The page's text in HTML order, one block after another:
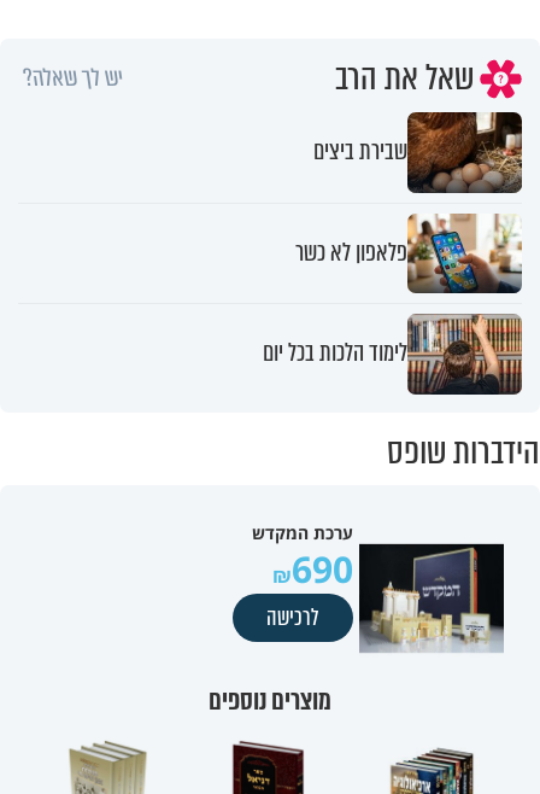
שאל את הרב יש לך שאלה?
שבירת ביצים
פלאפון לא כשר
לימוד הלכות בכל יום
הידברות שופס
ערכת המקדש
690
לרכישה
מוצרים נוספים